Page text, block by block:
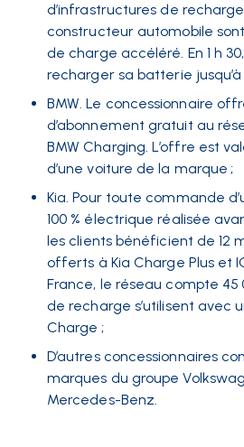
d’infrastructures de
constructeur automobile
de charge accéléré. En 1 h
recharger sa batterie jusqu’à
BMW. Le concessionnaire
d’abonnement gratuit au
BMW Charging. L’offre est
d’une voiture de la marque ;
Kia. Pour toute commande
100 % électrique réalisée
les clients bénéficient de 12
offerts à Kia Charge Plus et
France, le réseau compte 45
de recharge s’utilisent avec
Charge ;
D’autres concessionnaires
marques du groupe
Mercedes-Benz.